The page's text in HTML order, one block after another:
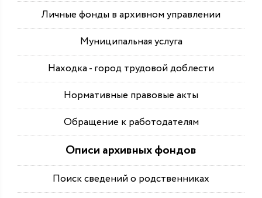
Личные фонды в архивном управлении
Муниципальная услуга
Находка - город трудовой доблести
Нормативные правовые акты
Обращение к работодателям
Описи архивных фондов
Поиск сведений о родственниках